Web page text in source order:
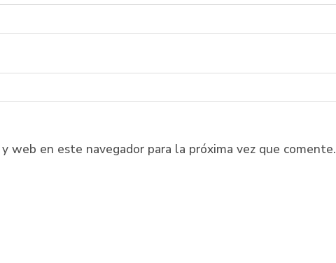
web en este navegador para la próxima vez que comente.